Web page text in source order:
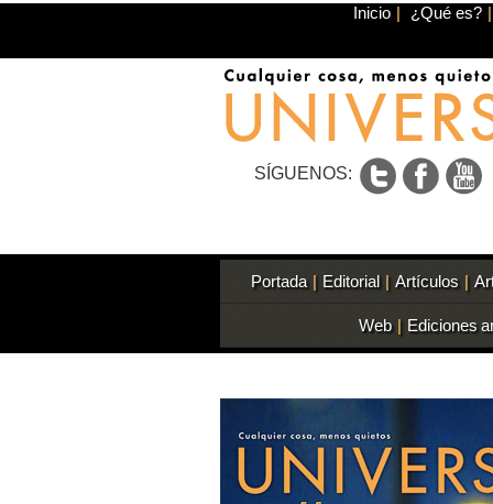
Inicio | ¿Qué es? |
SÍGUENOS:
Portada | Editorial | Artículos |
Web | Ediciones